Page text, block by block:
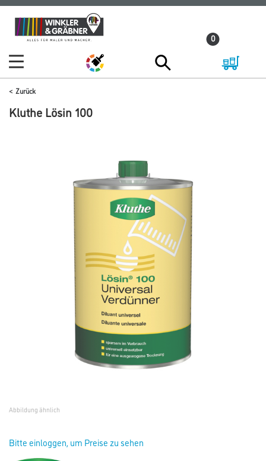
Zum
Inhalt
Zum
Navigationsmenü
0
Zurück
Kluthe Lösin 100
Abbildung ähnlich
Bitte einloggen, um Preise zu sehen